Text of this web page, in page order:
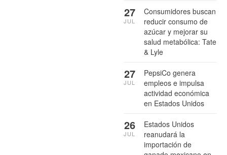
Consumidores buscan
reducir consumo de
azúcar y mejorar su
salud metabólica: Tate
& Lyle
27
JUL
PepsiCo genera
empleos e impulsa
actividad económica
en Estados Unidos
27
JUL
Estados Unidos
reanudará la
importación de
26
JUL